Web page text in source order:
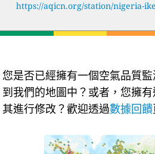
https://aqicn.org/station/nigeria-
您是否已經擁有一個空氣品質
到我們的地圖中？或者，您擁
其進行修改？歡迎透過數據回饋